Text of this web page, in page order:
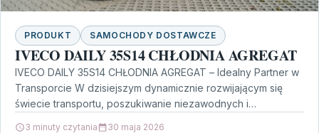
PRODUKT SAMOCHODY DOSTAWCZE
IVECO DAILY 35S14 CHŁODNIA AGREGAT
IVECO DAILY 35S14 CHŁODNIA AGREGAT – Idealny Partner w
Transporcie W dzisiejszym dynamicznie rozwijającym się
świecie transportu, poszukiwanie niezawodnych i
3 minuty czytania 30 maja 2026